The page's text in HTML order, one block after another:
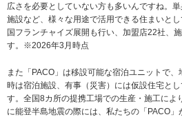
広さを必要としていない方も多いんですね。
施設など、様々な用途で活用できる住まいと
国フランチャイズ展開も行い、加盟店22社、
す。※2026年3月時点
また「PACO」は移設可能な宿泊ユニットで
時は宿泊施設、有事（災害）には仮設住宅と
す。全国8カ所の提携工場での生産・施工によ
に能登半島地震の際には、私たちの「PACO